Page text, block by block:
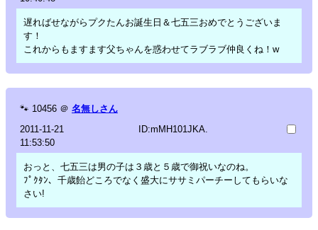
遅ればせながらプクたんお誕生日＆七五三おめでとうございま
す！
これからもますます父ちゃんを惑わせてラブラブ仲良くね！w
🐾 10456 ＠ 名無しさん
2011-11-21
11:53:50
ID:mMH101JKA.
おっと、七五三は男の子は３歳と５歳で御祝いなのね。
ﾌﾟｸﾀﾝ、千歳飴どころでなく盛大にササミパーチーしてもらいな
さい!